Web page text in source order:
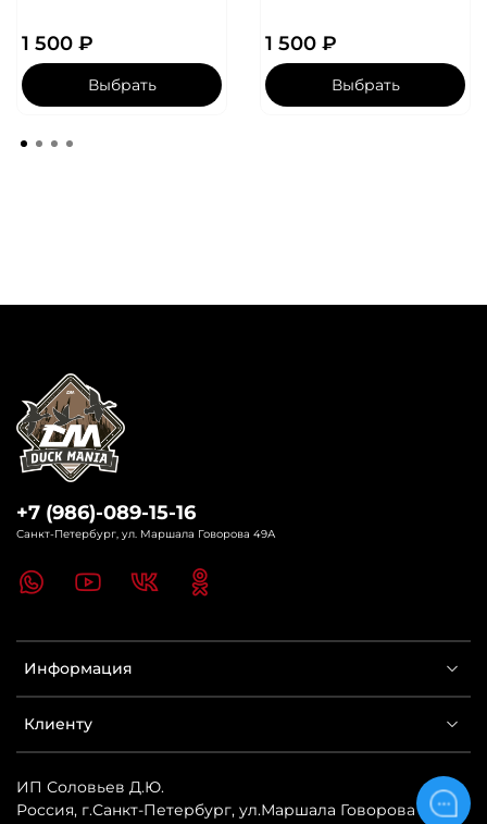
1 500 ₽
Выбрать
1 500 ₽
Выбрать
Информация
Клиенту
+7 (986)-089-15-16
Санкт-Петербург, ул. Маршала Говорова 49А
ИП Соловьев Д.Ю.
Россия, г.Санкт-Петербург, ул.Маршала Говорова 49А,